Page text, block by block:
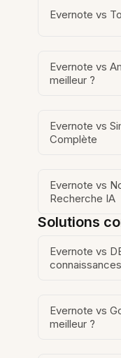
Evernote vs
Evernote vs
meilleur ?
Evernote vs
Complète
Evernote vs
Recherche IA
Solutions
Evernote vs
connaissances
Evernote vs
meilleur ?